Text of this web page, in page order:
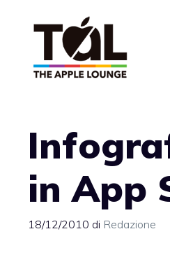
in App
18/12/2010 di Redazione